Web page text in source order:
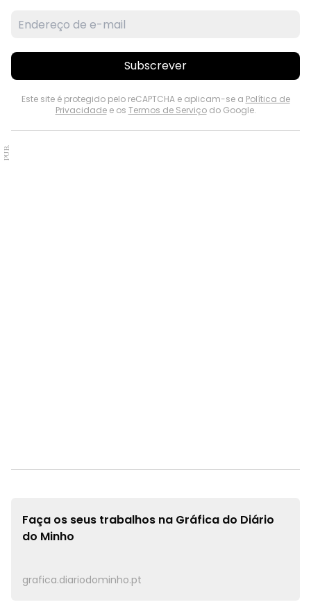
Subscrever
Este site é protegido pelo reCAPTCHA e aplicam-se a Política de
Privacidadee os Termos de Serviçodo Google.
PUB.
Faça os seus trabalhos na Gráfica do Diário
do Minho
grafica.diariodominho.pt